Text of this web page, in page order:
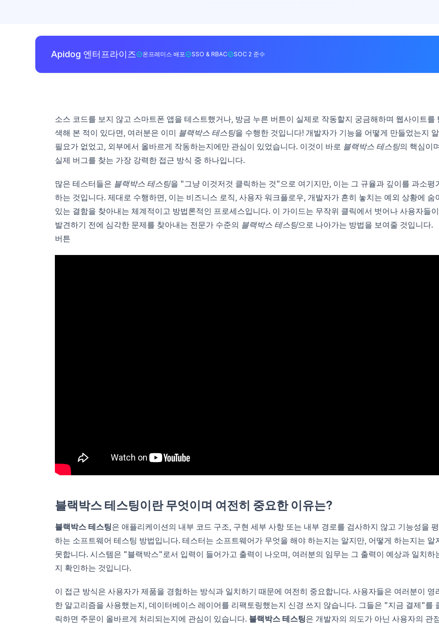
Apidog 엔터프라이즈 온프레미스 배포 SSO & RBAC SOC 2 준수
소스 코드를 보지 않고 스마트폰 앱을 테스트했거나, 방금 누른 버튼이 실제로 작동할지 궁금해하며 웹사이트를
색해 본 적이 있다면, 여러분은 이미 블랙박스 테스팅을 수행한 것입니다! 개발자가 기능을 어떻게 만들었는지 알
필요가 없었고, 외부에서 올바르게 작동하는지에만 관심이 있었습니다. 이것이 바로 블랙박스 테스팅의 핵심이
실제 버그를 찾는 가장 강력한 접근 방식 중 하나입니다.
많은 테스터들은 블랙박스 테스팅을 "그냥 이것저것 클릭하는 것"으로 여기지만, 이는 그 규율과 깊이를 과소평
하는 것입니다. 제대로 수행하면, 이는 비즈니스 로직, 사용자 워크플로우, 개발자가 흔히 놓치는 예외 상황에 숨
있는 결함을 찾아내는 체계적이고 방법론적인 프로세스입니다. 이 가이드는 무작위 클릭에서 벗어나 사용자들이
발견하기 전에 심각한 문제를 찾아내는 전문가 수준의 블랙박스 테스팅으로 나아가는 방법을 보여줄 것입니다.
버튼
블랙박스 테스팅이란 무엇이며 여전히 중요한 이유는?
블랙박스 테스팅은 애플리케이션의 내부 코드 구조, 구현 세부 사항 또는 내부 경로를 검사하지 않고 기능성을
하는 소프트웨어 테스팅 방법입니다. 테스터는 소프트웨어가 무엇을 해야 하는지는 알지만, 어떻게 하는지는 알
못합니다. 시스템은 "블랙박스"로서 입력이 들어가고 출력이 나오며, 여러분의 임무는 그 출력이 예상과 일치하
지 확인하는 것입니다.
이 접근 방식은 사용자가 제품을 경험하는 방식과 일치하기 때문에 여전히 중요합니다. 사용자들은 여러분이 영
한 알고리즘을 사용했는지, 데이터베이스 레이어를 리팩토링했는지 신경 쓰지 않습니다. 그들은 "지금 결제"를
릭하면 주문이 올바르게 처리되는지에 관심이 있습니다. 블랙박스 테스팅은 개발자의 의도가 아닌 사용자의 관